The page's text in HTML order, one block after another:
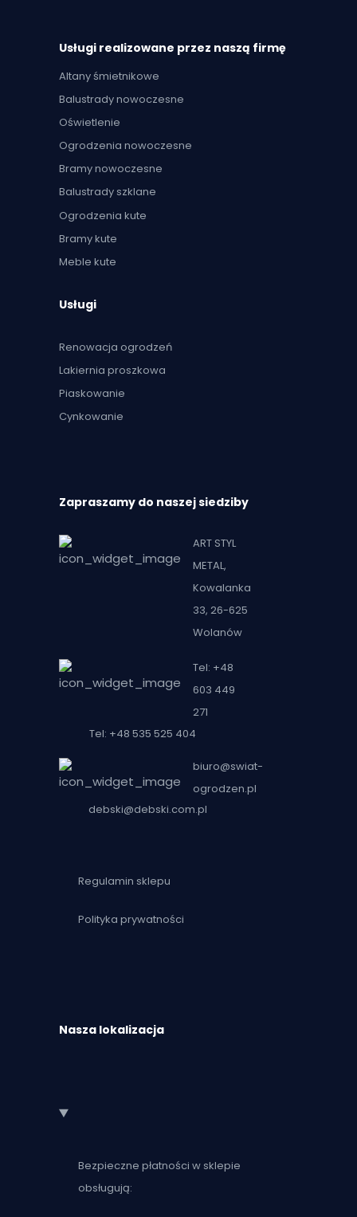
Usługi realizowane przez naszą firmę
Altany śmietnikowe
Balustrady nowoczesne
Oświetlenie
Ogrodzenia nowoczesne
Bramy nowoczesne
Balustrady szklane
Ogrodzenia kute
Bramy kute
Meble kute
Usługi
Renowacja ogrodzeń
Lakiernia proszkowa
Piaskowanie
Cynkowanie
Zapraszamy do naszej siedziby
ART STYL
METAL,
Kowalanka
33, 26-625
Wolanów
Tel: +48
603 449
271
Tel: +48 535 525 404
biuro@swiat-
ogrodzen.pl
debski@debski.com.pl
Regulamin sklepu
Polityka prywatności
Nasza lokalizacja
Bezpieczne płatności w sklepie
obsługują: